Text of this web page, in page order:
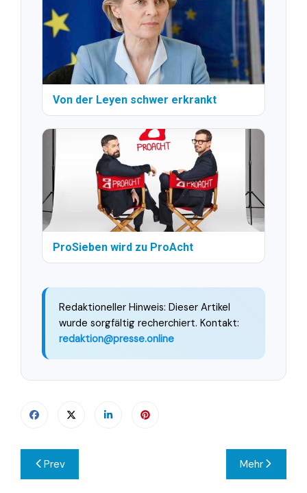
Von der Leyen schwer erkrankt
ProSieben wird zu ProAcht
Redaktioneller Hinweis: Dieser Artikel
wurde sorgfältig recherchiert. Kontakt:
redaktion@presse.online
Beitragsnavigation
Prev Mehr